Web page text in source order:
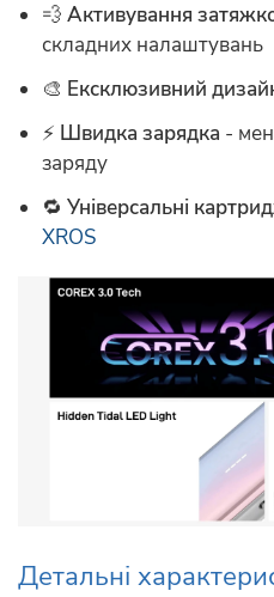
💨 Активування
складних налаштувань
🎨 Ексклюзивний
⚡ Швидка зарядка -
заряду
🔁 Універсальні
XROS
Детальні